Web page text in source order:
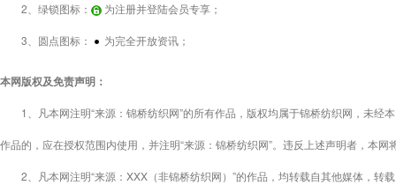
2、绿锁图标： 为注册并登陆会员专享；
3、圆点图标： 为完全开放资讯；
本网版权及免责声明：
1、凡本网注明“来源：锦桥纺织网”的所有作品，版权均属于锦桥纺织网，未经
作品的，应在授权范围内使用，并注明“来源：锦桥纺织网”。违反上述声明者，本网
2、凡本网注明“来源：XXX（非锦桥纺织网）”的作品，均转载自其他媒体，转